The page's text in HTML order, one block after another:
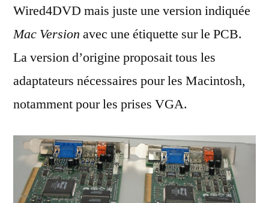
Wired4DVD mais juste une version indiquée
Mac Version avec une étiquette sur le PCB.
La version d’origine proposait tous les
adaptateurs nécessaires pour les Macintosh,
notamment pour les prises VGA.